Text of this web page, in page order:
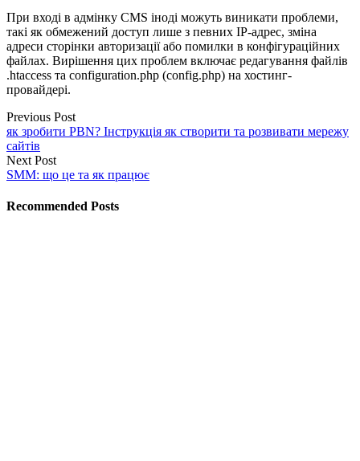
При вході в адмінку CMS іноді можуть виникати проблеми,
такі як обмежений доступ лише з певних IP-адрес, зміна
адреси сторінки авторизації або помилки в конфігураційних
файлах. Вирішення цих проблем включає редагування файлів
.htaccess та configuration.php (config.php) на хостинг-
провайдері.
Previous Post
як зробити PBN? Інструкція як створити та розвивати мережу
сайтів
Next Post
SMM: що це та як працює
Recommended Posts